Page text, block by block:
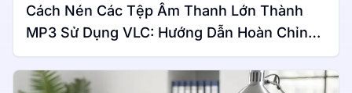
Cách Nén Các Tệp Âm Thanh Lớn Thành
MP3 Sử Dụng VLC: Hướng Dẫn Hoàn Chỉnh
Cho Windows & Mac